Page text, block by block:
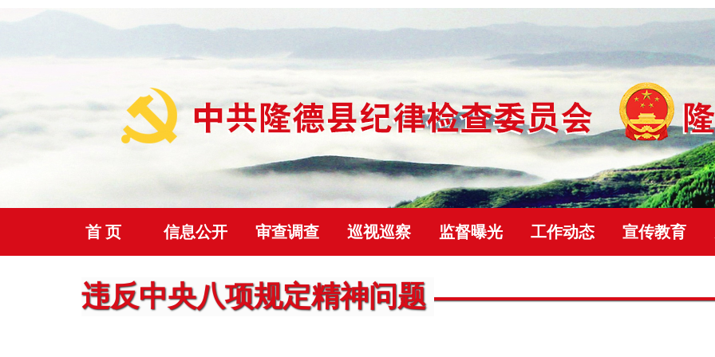
首 页 信息公开 审查调查 巡视巡察 监督曝光 工作动态 宣传教育
首页 >监督曝光>违反中央八项规定精神问题 正文
违反中央八项规定精神问题